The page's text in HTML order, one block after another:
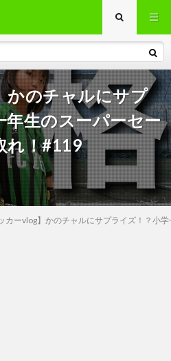
かのチャルにサプ
年生のスーパーセー
れ！#119
ッカーvlog】かのチャルにサプライズ！？小